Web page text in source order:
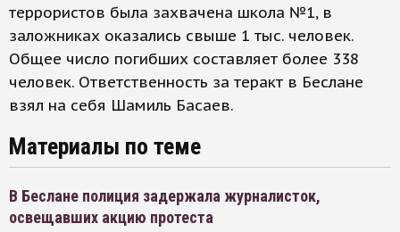
террористов была захвачена школа №1, в
заложниках оказались свыше 1 тыс. человек.
Общее число погибших составляет более 338
человек. Ответственность за теракт в Беслане
взял на себя Шамиль Басаев.
Материалы по теме
В Беслане полиция задержала журналисток,
освещавших акцию протеста